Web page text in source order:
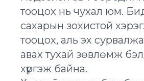
тооцох нь чухал юм. Бид
сахарын зохистой
тооцох, аль эх
авах тухай зөвлөмж
хүргэж байна.